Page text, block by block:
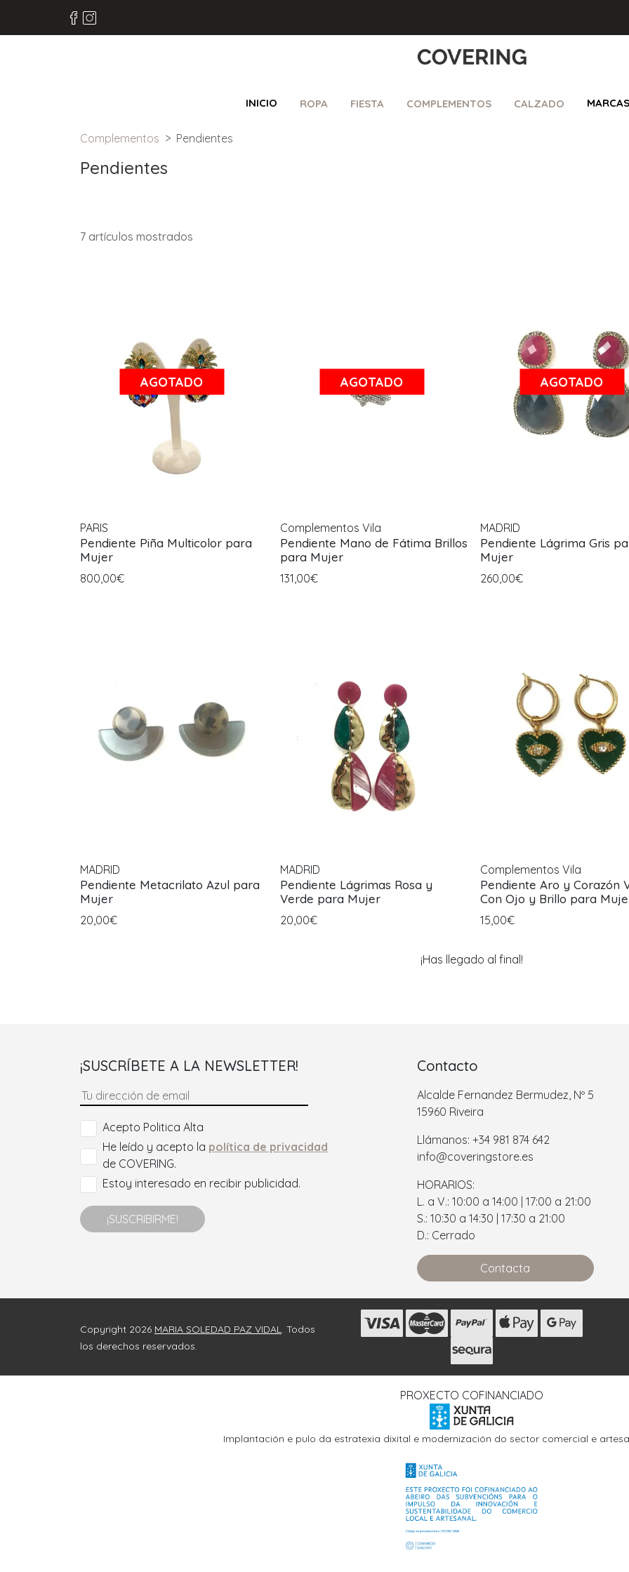
INICIO ROPA FIESTA COMPLEMENTOS CALZADO MARCAS
Complementos Pendientes
Pendientes
7 artículos mostrados
AGOTADO
PARIS
Pendiente Piña Multicolor para
Mujer
800,00€
AGOTADO
Complementos Vila
Pendiente Mano de Fátima Brillos
para Mujer
131,00€
AGOTADO
MADRID
Pendiente Lágrima Gris
Mujer
260,00€
MADRID
Pendiente Metacrilato Azul para
Mujer
20,00€
MADRID
Pendiente Lágrimas Rosa y
Verde para Mujer
20,00€
Complementos Vila
Pendiente Aro y Corazón
Con Ojo y Brillo para
15,00€
¡Has llegado al final!
¡SUSCRÍBETE A LA NEWSLETTER!
Acepto Politica Alta
He leído y acepto la política de privacidad
de COVERING.
Estoy interesado en recibir publicidad.
¡SUSCRIBIRME!
Contacto
Alcalde Fernandez Bermudez, Nº 5
15960 Riveira
Llámanos: +34 981 874 642
info@coveringstore.es
HORARIOS:
L. a V.: 10:00 a 14:00 | 17:00 a 21:00
S.: 10:30 a 14:30 | 17:30 a 21:00
D.: Cerrado
Contacta
Copyright 2026 MARIA SOLEDAD PAZ VIDAL. Todos
los derechos reservados.
PROXECTO COFINANCIADO
Implantación e pulo da estratexia dixital e modernización do sector comercial e